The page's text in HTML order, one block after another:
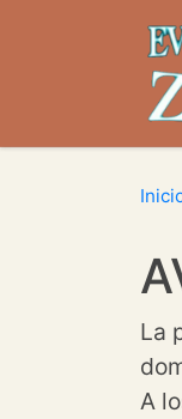
Saltar al
La
A